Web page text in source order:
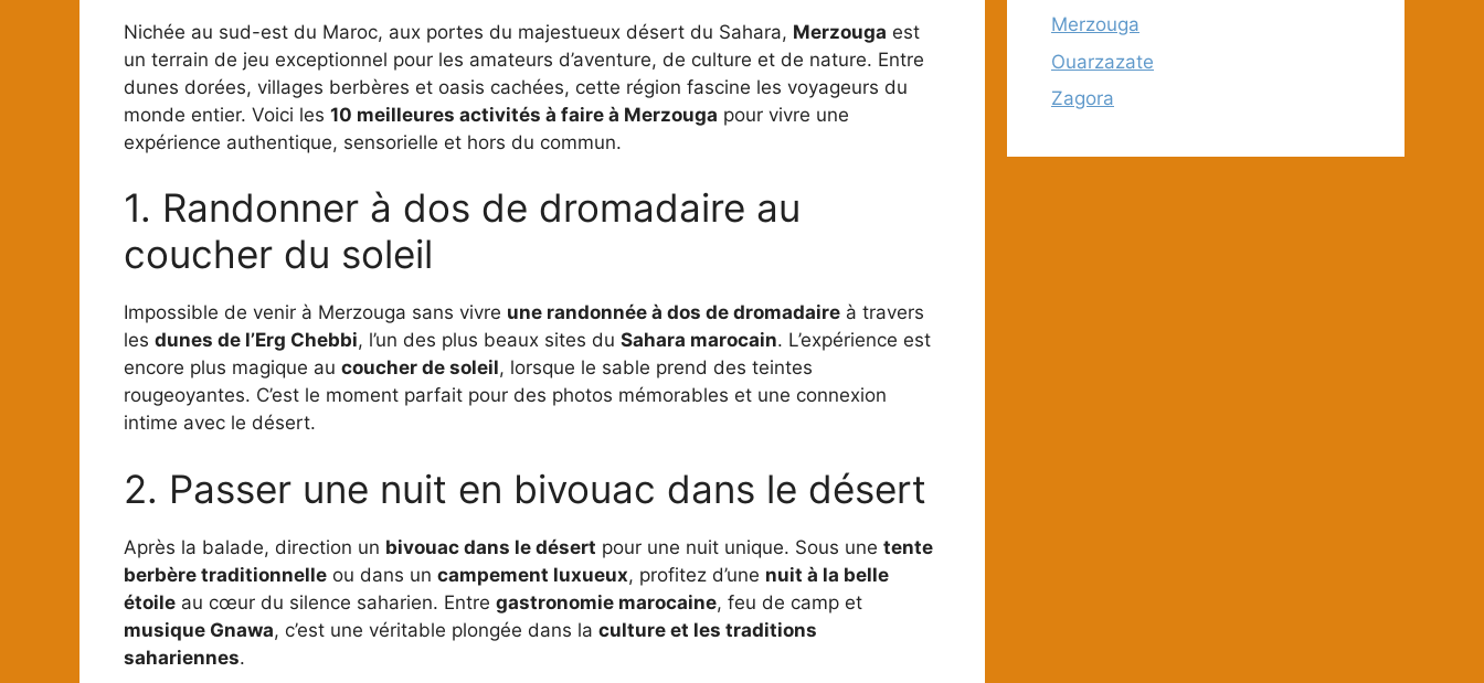
Nichée au sud-est du Maroc, aux portes du majestueux désert du Sahara, Merzouga est
un terrain de jeu exceptionnel pour les amateurs d’aventure, de culture et de nature. Entre
dunes dorées, villages berbères et oasis cachées, cette région fascine les voyageurs du
monde entier. Voici les 10 meilleures activités à faire à Merzouga pour vivre une
expérience authentique, sensorielle et hors du commun.
1. Randonner à dos de dromadaire au
coucher du soleil
Impossible de venir à Merzouga sans vivre une randonnée à dos de dromadaire à travers
les dunes de l’Erg Chebbi, l’un des plus beaux sites du Sahara marocain. L’expérience est
encore plus magique au coucher de soleil, lorsque le sable prend des teintes
rougeoyantes. C’est le moment parfait pour des photos mémorables et une connexion
intime avec le désert.
2. Passer une nuit en bivouac dans le désert
Après la balade, direction un bivouac dans le désert pour une nuit unique. Sous une tente
berbère traditionnelle ou dans un campement luxueux, profitez d’une nuit à la belle
étoile au cœur du silence saharien. Entre gastronomie marocaine, feu de camp et
musique Gnawa, c’est une véritable plongée dans la culture et les traditions
sahariennes.
Merzouga
Ouarzazate
Zagora